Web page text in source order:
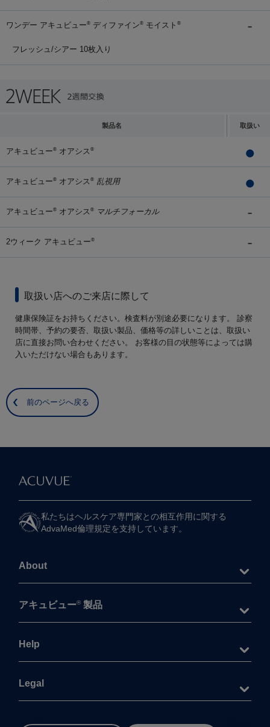
ワンデー アキュビュー® ディファイン® モイスト ®
フレッシュ/シアー 10枚入り
製品名 取扱い
アキュビュー® オアシス ®
アキュビュー® オアシス ® 乱視用
アキュビュー® オアシス ® マルチフォーカル
2ウィーク アキュビュー®
取扱い店へのご来店に際して
健康保険証をお持ちください。検査料が別途必要になります。 診察
時間帯、予約の要否、取扱い製品、価格等の詳しいことは、取扱い
店に直接お問い合わせください。 お客様の目の状態等によっては購
入いただけない場合もあります。
前のページへ戻る
私たちは​ヘルスケア専門家との​相互作用に​関する​
AdvaMed倫理規定を​支持しています。
About
アキュビュー® 製品
Help
Legal